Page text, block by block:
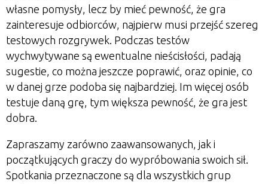
własne pomysły, lecz by mieć pewność, że gra
zainteresuje odbiorców, najpierw musi przejść szereg
testowych rozgrywek. Podczas testów
wychwytywane są ewentualne nieścisłości, padają
sugestie, co można jeszcze poprawić, oraz opinie, co
w danej grze podoba się najbardziej. Im więcej osób
testuje daną grę, tym większa pewność, że gra jest
dobra.
Zapraszamy zarówno zaawansowanych, jak i
początkujących graczy do wypróbowania swoich sił.
Spotkania przeznaczone są dla wszystkich grup